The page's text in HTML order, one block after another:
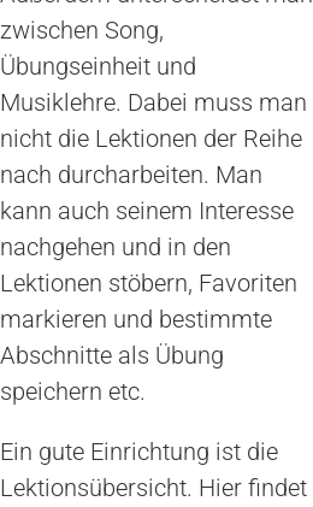
zwischen Song,
Übungseinheit und
Musiklehre. Dabei muss man
nicht die Lektionen der Reihe
nach durcharbeiten. Man
kann auch seinem Interesse
nachgehen und in den
Lektionen stöbern, Favoriten
markieren und bestimmte
Abschnitte als Übung
speichern etc.
Ein gute Einrichtung ist die
Lektionsübersicht. Hier findet